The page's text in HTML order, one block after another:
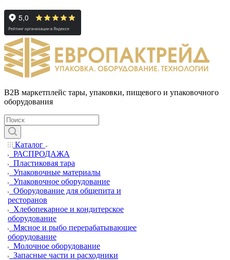
B2B маркетплейс тары, упаковки, пищевого и упаковочного
оборудования
Каталог
РАСПРОДАЖА
Пластиковая тара
Упаковочные материалы
Упаковочное оборудование
Оборудование для общепита и
ресторанов
Хлебопекарное и кондитерское
оборудование
Мясное и рыбо перерабатывающее
оборудование
Молочное оборудование
Запасные части и расходники